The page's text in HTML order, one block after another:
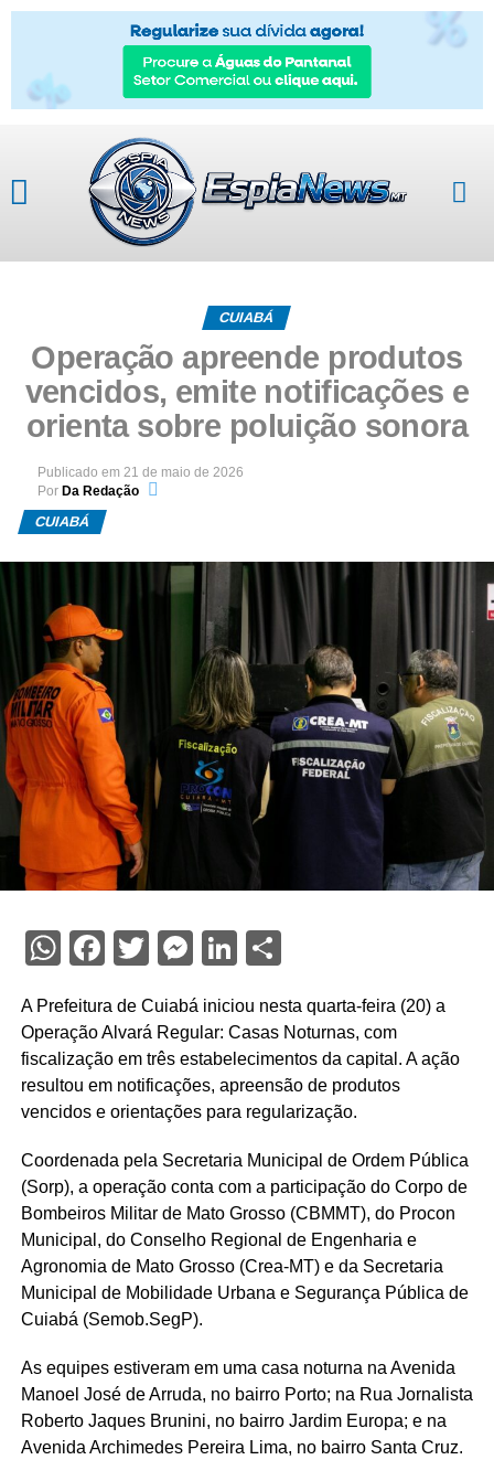
CUIABÁ
Operação apreende produtos
vencidos, emite notificações e
orienta sobre poluição sonora
Publicado em 21 de maio de 2026
Por Da Redação
CUIABÁ
WhatsApp
Facebook
TwitterMessenger
LinkedIn
A Prefeitura de Cuiabá iniciou nesta quarta-feira (20) a
Operação Alvará Regular: Casas Noturnas, com
fiscalização em três estabelecimentos da capital. A ação
resultou em notificações, apreensão de produtos
vencidos e orientações para regularização.
Coordenada pela Secretaria Municipal de Ordem Pública
(Sorp), a operação conta com a participação do Corpo de
Bombeiros Militar de Mato Grosso (CBMMT), do Procon
Municipal, do Conselho Regional de Engenharia e
Agronomia de Mato Grosso (Crea-MT) e da Secretaria
Municipal de Mobilidade Urbana e Segurança Pública de
Cuiabá (Semob.SegP).
As equipes estiveram em uma casa noturna na Avenida
Manoel José de Arruda, no bairro Porto; na Rua Jornalista
Roberto Jaques Brunini, no bairro Jardim Europa; e na
Avenida Archimedes Pereira Lima, no bairro Santa Cruz.